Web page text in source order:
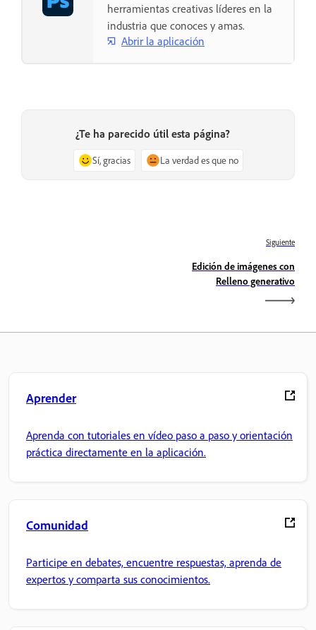
herramientas creativas líderes en la
industria que conoces y amas.
Abrir la aplicación
¿Te ha parecido útil esta página?
Sí, gracias La verdad es que no
Siguiente
Edición de imágenes con
Relleno generativo
Aprender
Aprenda con tutoriales en vídeo paso a paso y orientación
práctica directamente en la aplicación.
Comunidad
Participe en debates, encuentre respuestas, aprenda de
expertos y comparta sus conocimientos.